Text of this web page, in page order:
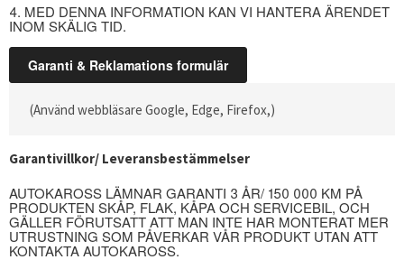
4. MED DENNA INFORMATION KAN VI HANTERA ÄRENDET
INOM SKÄLIG TID.
(Använd webbläsare Google, Edge, Firefox,)
Garantivillkor/ Leveransbestämmelser
AUTOKAROSS LÄMNAR GARANTI 3 ÅR/ 150 000 KM PÅ
PRODUKTEN SKÅP, FLAK, KÅPA OCH SERVICEBIL, OCH
GÄLLER FÖRUTSATT ATT MAN INTE HAR MONTERAT MER
UTRUSTNING SOM PÅVERKAR VÅR PRODUKT UTAN ATT
KONTAKTA AUTOKAROSS.